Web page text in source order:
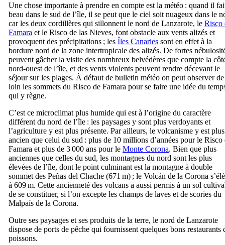
Une chose importante à prendre en compte est la météo : quand il
beau dans le sud de l’île, il se peut que le ciel soit nuageux dans le
car les deux cordillères qui sillonnent le nord de Lanzarote, le Risco
Famara et le Risco de las Nieves, font obstacle aux vents alizés et
provoquent des précipitations ; les Îles Canaries sont en effet à la
bordure nord de la zone intertropicale des alizés. De fortes
peuvent gâcher la visite des nombreux belvédères que compte la
nord-ouest de l’île, et des vents violents peuvent rendre décevant le
séjour sur les plages. À défaut de bulletin météo on peut observer de
loin les sommets du Risco de Famara pour se faire une idée du
qui y règne.
C’est ce microclimat plus humide qui est à l’origine du caractère
différent du nord de l’île : les paysages y sont plus verdoyants et
l’agriculture y est plus présente. Par ailleurs, le volcanisme y est plus
ancien que celui du sud : plus de 10 millions d’années pour le Risco
Famara et plus de 3 000 ans pour le Monte Corona. Bien que plus
anciennes que celles du sud, les montagnes du nord sont les plus
élevées de l’île, dont le point culminant est la montagne à double
sommet des Peñas del Chache (671 m) ; le Volcán de la Corona
à 609 m. Cette ancienneté des volcans a aussi permis à un sol
de se constituer, si l’on excepte les champs de laves et de scories du
Malpaís de la Corona.
Outre ses paysages et ses produits de la terre, le nord de Lanzarote
dispose de ports de pêche qui fournissent quelques bons restaurants
poissons.